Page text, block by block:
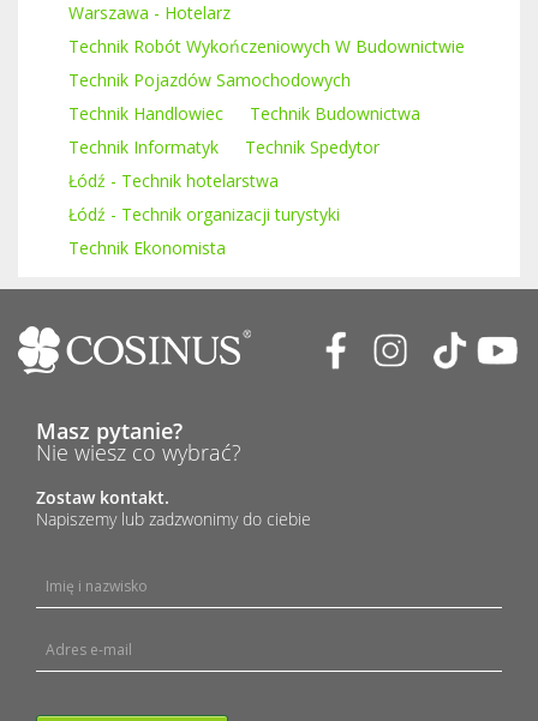
Warszawa - Hotelarz
Technik Robót Wykończeniowych W Budownictwie
Technik Pojazdów Samochodowych
Technik Handlowiec
Technik Budownictwa
Technik Informatyk
Technik Spedytor
Łódź - Technik hotelarstwa
Łódź - Technik organizacji turystyki
Technik Ekonomista
Masz pytanie?
Nie wiesz co wybrać?
Zostaw kontakt.
Napiszemy lub zadzwonimy do ciebie